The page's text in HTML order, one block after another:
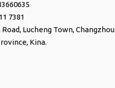
7381
Lucheng Town, Changzhou
Kina.